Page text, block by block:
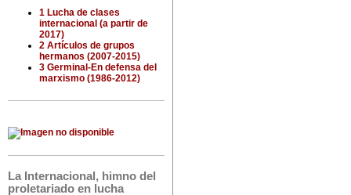
1 Lucha de clases
internacional (a partir de
2017)
2 Artículos de grupos
hermanos (2007-2015)
3 Germinal-En defensa del
marxismo (1986-2012)
La Internacional, himno del
proletariado en lucha